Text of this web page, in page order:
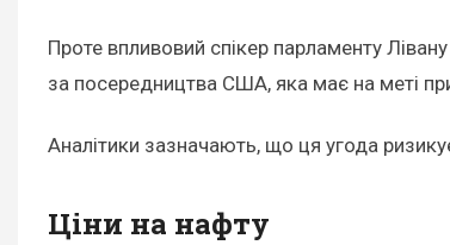
Проте впливовий спікер парламенту
за посередництва США, яка має на меті
Аналітики зазначають, що ця угода
Ціни на нафту